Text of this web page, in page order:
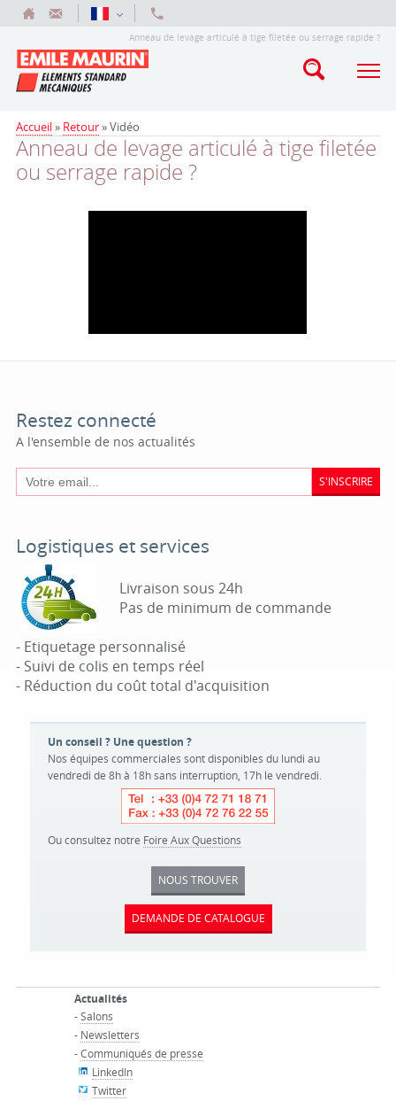
Anneau de levage articulé à tige filetée ou serrage rapide ?
Accueil» Retour»Vidéo
Anneau de levage articulé à tige filetée
ou serrage rapide ?
Restez connecté
A l'ensemble de nos actualités
S'INSCRIRE
Logistiques et services
Livraison sous 24h
Pas de minimum de commande
- Etiquetage personnalisé
- Suivi de colis en temps réel
- Réduction du coût total d'acquisition
Un conseil ? Une question ?
Nos équipes commerciales sont disponibles du lundi au
vendredi de 8h à 18h sans interruption, 17h le vendredi.
Ou consultez notre Foire Aux Questions
NOUS TROUVER
DEMANDE DE CATALOGUE
Actualités
-Salons
- Newsletters
-Communiqués de presse
LinkedIn
Twitter